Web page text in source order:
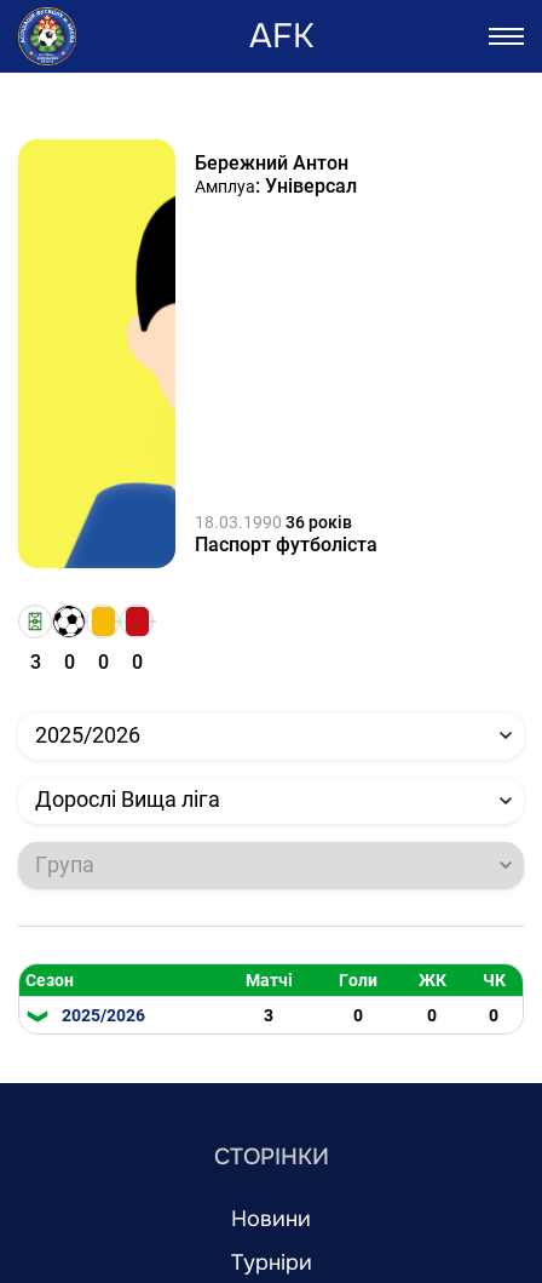
AFK
Бережний Антон
Амплуа: Універсал
18.03.1990 36 років
Паспорт футболіста
3 0 0 0
2025/2026
Дорослі Вища ліга
Група
Сезон Матчі Голи ЖК
ЧК
2025/2026
3 0 0 0
СТОРІНКИ
Новини
Турніри